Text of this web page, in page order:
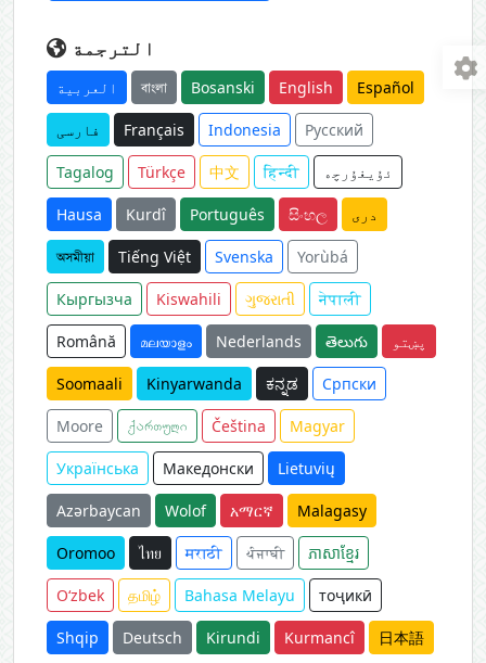
الترجمة
العربية বাংলা Bosanski English Español
فارسی Français Indonesia Русский
Tagalog Türkçe 中文 हिन्दी ئۇيغۇرچە
Hausa Kurdî Português සිංහල دری
অসমীয়া Tiếng Việt Svenska Yorùbá
Кыргызча Kiswahili ગુજરાતી नेपाली
Română മലയാളം Nederlands తెలుగు پښتو
Soomaali Kinyarwanda ಕನ್ನಡ Српски
Moore ქართული Čeština Magyar
Українська Македонски Lietuvių
Azərbaycan Wolof አማርኛ Malagasy
Oromoo ไทย मराठी ਪੰਜਾਬੀ ភាសាខ្មែរ
O‘zbek தமிழ் Bahasa Melayu тоҷикӣ
Shqip Deutsch Kirundi Kurmancî 日本語